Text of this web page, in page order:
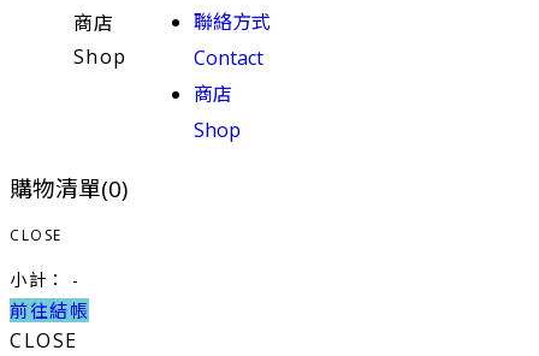
商店
Shop
聯絡方式
Contact
商店
Shop
購物清單(0)
CLOSE
小計： -
前往結帳
CLOSE